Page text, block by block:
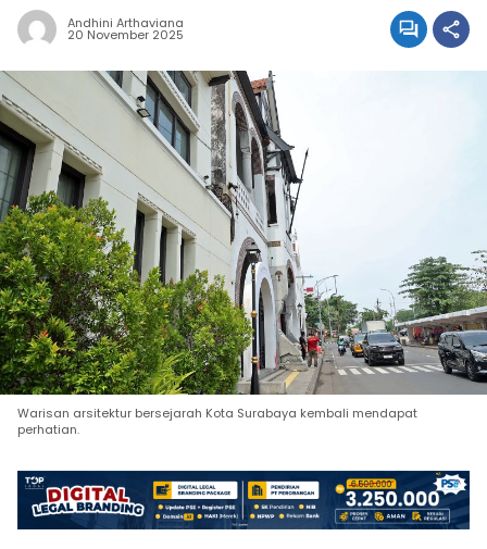
Andhini Arthaviana
20 November 2025
Warisan arsitektur bersejarah Kota Surabaya kembali mendapat
perhatian.